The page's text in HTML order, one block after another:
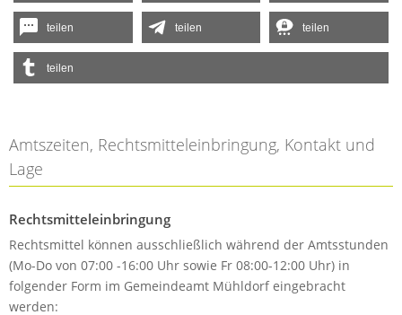
teilen teilen teilen
teilen
Amtszeiten, Rechtsmitteleinbringung, Kontakt und
Lage
Rechtsmitteleinbringung
Rechtsmittel können ausschließlich während der Amtsstunden
(Mo-Do von 07:00 -16:00 Uhr sowie Fr 08:00-12:00 Uhr) in
folgender Form im Gemeindeamt Mühldorf eingebracht
werden: